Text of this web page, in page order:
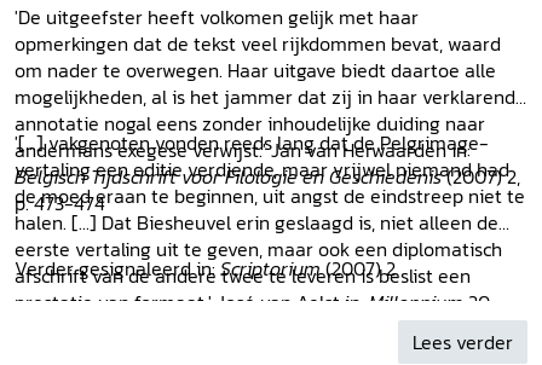
'De uitgeefster heeft volkomen gelijk met haar
opmerkingen dat de tekst veel rijkdommen bevat, waard
om nader te overwegen. Haar uitgave biedt daartoe alle
mogelijkheden, al is het jammer dat zij in haar verklarende
annotatie nogal eens zonder inhoudelijke duiding naar
andermans exegese verwijst.' Jan van Herwaarden in:
Belgisch Tijdschrift voor Filologie en Geschiedenis(2007) 2,
p. 473-474
'[...] vakgenoten vonden reeds lang dat de Pelgrimage-
vertaling een editie verdiende, maar vrijwel niemand had
de moed eraan te beginnen, uit angst de eindstreep niet te
halen. [...] Dat Biesheuvel erin geslaagd is, niet alleen de
eerste vertaling uit te geven, maar ook een diplomatisch
afschrift van de andere twee te leveren is beslist een
prestatie van formaat.' José van Aelst in: Millennium 20
Verder gesignaleerd in:Scriptorium(2007) 2.
Lees verder